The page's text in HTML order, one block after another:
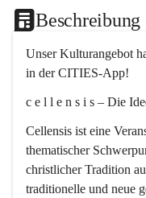
Beschreibung
Unser Kulturangebot
in der CITIES-App!
c e l l e n s i s – Die
Cellensis ist eine
thematischer
christlicher Tradition
traditionelle und neue